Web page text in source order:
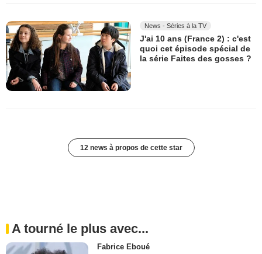
News - Séries à la TV
J'ai 10 ans (France 2) : c'est
quoi cet épisode spécial de
la série Faites des gosses ?
12 news à propos de cette star
A tourné le plus avec...
Fabrice Eboué